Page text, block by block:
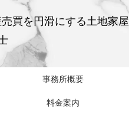
買を円滑にする土地家屋
事務所概要
料金案内